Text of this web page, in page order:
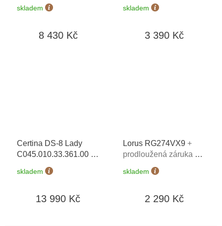
prodloužená záruka 5
baterie zdarma +
skladem
8 430 Kč
skladem
3 390 Kč
Certina DS-8 Lady
C045.010.33.361.00 +
prodloužená záruka 5
let + možnost výměny
skladem
13 990 Kč
Lorus RG274VX9 +
prodloužená záruka 5
let + 5 let na výměnu
baterie zdarma +
skladem
2 290 Kč